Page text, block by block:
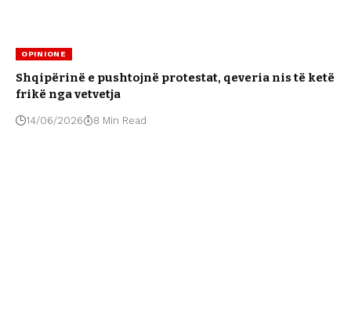
OPINIONE
Shqipërinë e pushtojnë protestat, qeveria nis të ketë
frikë nga vetvetja
14/06/2026 8 Min Read